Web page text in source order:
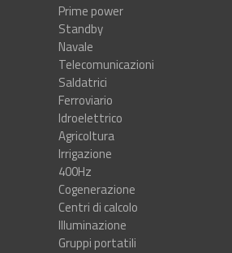
Prime power
Standby
Navale
Telecomunicazioni
Saldatrici
Ferroviario
Idroelettrico
Agricoltura
Irrigazione
400Hz
Cogenerazione
Centri di calcolo
Illuminazione
Gruppi portatili